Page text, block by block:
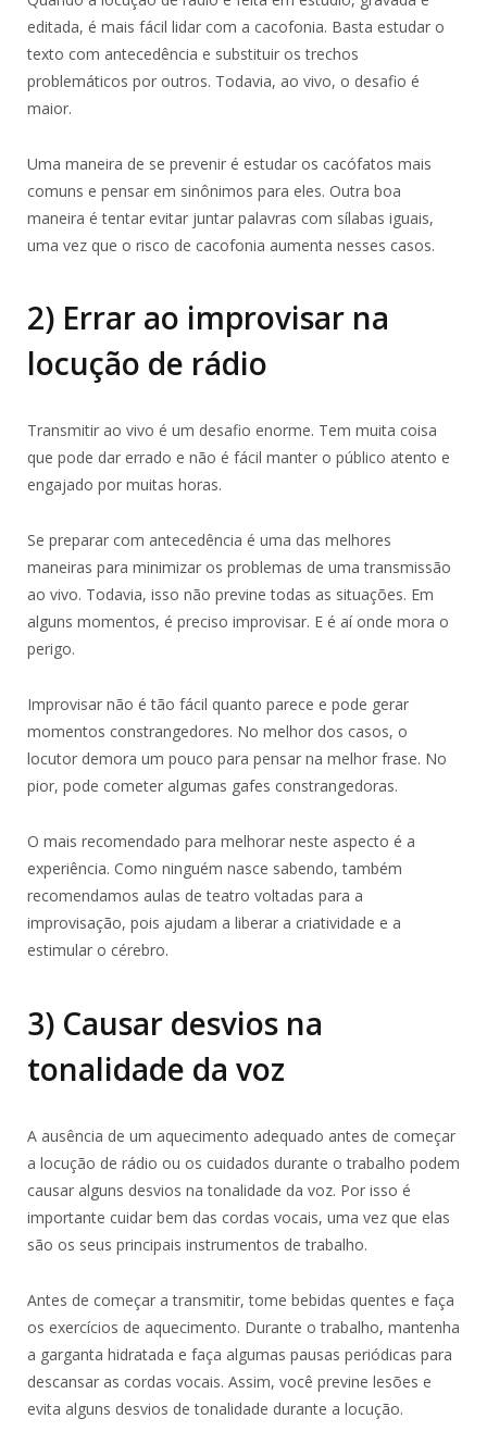
editada, é mais fácil lidar com a cacofonia. Basta estudar o
texto com antecedência e substituir os trechos
problemáticos por outros. Todavia, ao vivo, o desafio é
maior.
Uma maneira de se prevenir é estudar os cacófatos mais
comuns e pensar em sinônimos para eles. Outra boa
maneira é tentar evitar juntar palavras com sílabas iguais,
uma vez que o risco de cacofonia aumenta nesses casos.
2) Errar ao improvisar na
locução de rádio
Transmitir ao vivo é um desafio enorme. Tem muita coisa
que pode dar errado e não é fácil manter o público atento e
engajado por muitas horas.
Se preparar com antecedência é uma das melhores
maneiras para minimizar os problemas de uma transmissão
ao vivo. Todavia, isso não previne todas as situações. Em
alguns momentos, é preciso improvisar. E é aí onde mora o
perigo.
Improvisar não é tão fácil quanto parece e pode gerar
momentos constrangedores. No melhor dos casos, o
locutor demora um pouco para pensar na melhor frase. No
pior, pode cometer algumas gafes constrangedoras.
O mais recomendado para melhorar neste aspecto é a
experiência. Como ninguém nasce sabendo, também
recomendamos aulas de teatro voltadas para a
improvisação, pois ajudam a liberar a criatividade e a
estimular o cérebro.
3) Causar desvios na
tonalidade da voz
A ausência de um aquecimento adequado antes de começar
a locução de rádio ou os cuidados durante o trabalho podem
causar alguns desvios na tonalidade da voz. Por isso é
importante cuidar bem das cordas vocais, uma vez que elas
são os seus principais instrumentos de trabalho.
Antes de começar a transmitir, tome bebidas quentes e faça
os exercícios de aquecimento. Durante o trabalho, mantenha
a garganta hidratada e faça algumas pausas periódicas para
descansar as cordas vocais. Assim, você previne lesões e
evita alguns desvios de tonalidade durante a locução.